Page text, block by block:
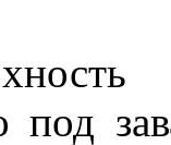
под